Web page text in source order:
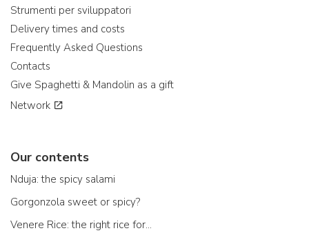
Strumenti per sviluppatori
Delivery times and costs
Frequently Asked Questions
Contacts
Give Spaghetti & Mandolin as a gift
Network
Our contents
Nduja: the spicy salami
Gorgonzola sweet or spicy?
Venere Rice: the right rice for...